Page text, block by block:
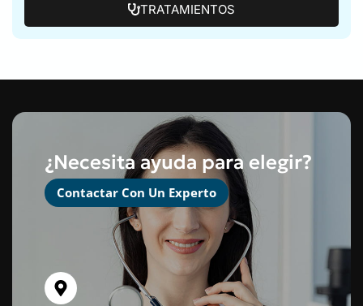
TRATAMIENTOS
¿Necesita ayuda para elegir?
Contactar Con Un Experto